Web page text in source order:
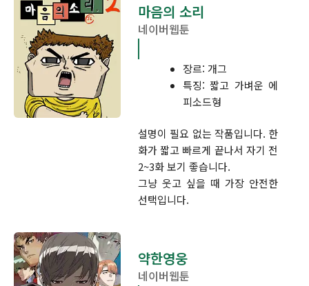
마음의 소리
네이버웹툰
장르: 개그
특징: 짧고 가벼운 에
피소드형
설명이 필요 없는 작품입니다. 한
화가 짧고 빠르게 끝나서 자기 전
2~3화 보기 좋습니다.
그냥 웃고 싶을 때 가장 안전한
선택입니다.
약한영웅
네이버웹툰